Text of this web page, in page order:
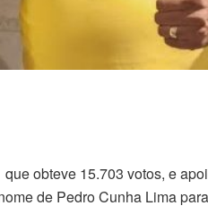
obteve 15.703 votos, e
de Pedro Cunha Lima